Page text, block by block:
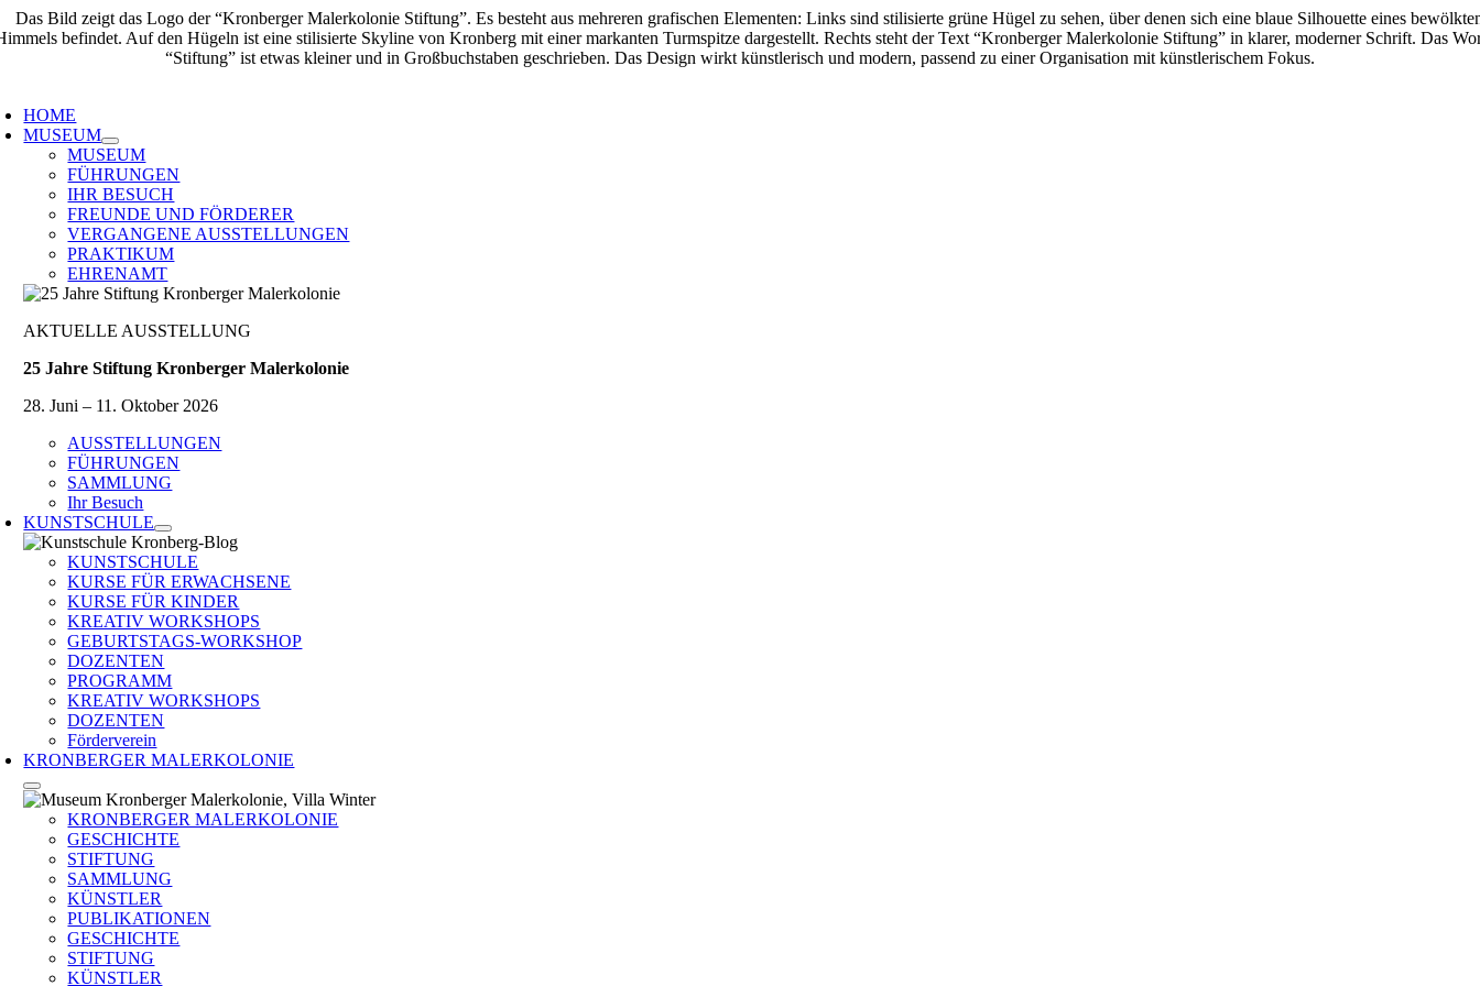
Zum
Inhalt
HOME
MUSEUM
MUSEUM
FÜHRUNGEN
IHR BESUCH
FREUNDE UND FÖRDERER
VERGANGENE AUSSTELLUNGEN
PRAKTIKUM
EHRENAMT
AKTUELLE AUSSTELLUNG
25 Jahre Stiftung Kronberger Malerkolonie
28. Juni – 11. Oktober 2026
AUSSTELLUNGEN
FÜHRUNGEN
SAMMLUNG
Ihr Besuch
KUNSTSCHULE
KUNSTSCHULE
KURSE FÜR ERWACHSENE
KURSE FÜR KINDER
KREATIV WORKSHOPS
GEBURTSTAGS-WORKSHOP
DOZENTEN
PROGRAMM
KREATIV WORKSHOPS
DOZENTEN
Förderverein
KRONBERGER MALERKOLONIE
KRONBERGER MALERKOLONIE
GESCHICHTE
STIFTUNG
SAMMLUNG
KÜNSTLER
PUBLIKATIONEN
GESCHICHTE
STIFTUNG
KÜNSTLER